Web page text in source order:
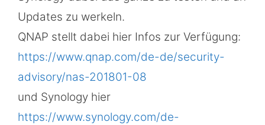
Updates zu werkeln.
QNAP stellt dabei hier Infos zur Verfügung:
https://www.qnap.com/de-de/security-
advisory/nas-201801-08
und Synology hier
https://www.synology.com/de-